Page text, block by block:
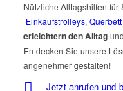
Nützliche Alltagshilfen für
Einkaufstrolleys,
erleichtern den Alltag
Entdecken Sie unsere
angenehmer gestalten!
Jetzt anrufen und